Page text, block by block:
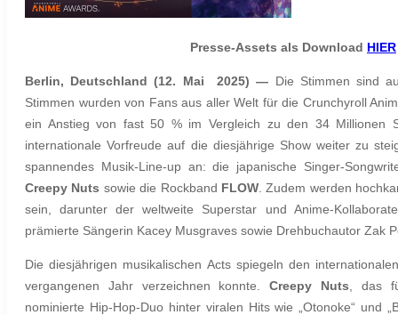
Presse-Assets als Download HIER
Berlin, Deutschland (12. Mai 2025) — Die Stimmen sind
Stimmen wurden von Fans aus aller Welt für die Crunchyroll
ein Anstieg von fast 50 % im Vergleich zu den 34 Millionen
internationale Vorfreude auf die diesjährige Show weiter zu
spannendes Musik-Line-up an: die japanische Singer-
Creepy Nuts sowie die Rockband FLOW . Zudem werden
sein, darunter der weltweite Superstar und Anime-
prämierte Sängerin Kacey Musgraves sowie Drehbuchautor Zak
Die diesjährigen musikalischen Acts spiegeln den
vergangenen Jahr verzeichnen konnte.Creepy Nuts , das
nominierte Hip-Hop-Duo hinter viralen Hits wie „Otonoke“ und